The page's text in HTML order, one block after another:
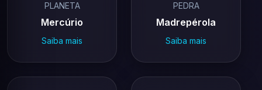
PLANETA
Mercúrio
Saiba mais
PEDRA
Madrepérola
Saiba mais